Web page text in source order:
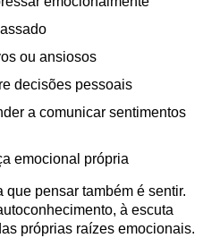
ou ansiosos
decisões pessoais
a comunicar sentimentos
emocional própria
pensar também é sentir.
à escuta
próprias raízes emocionais.